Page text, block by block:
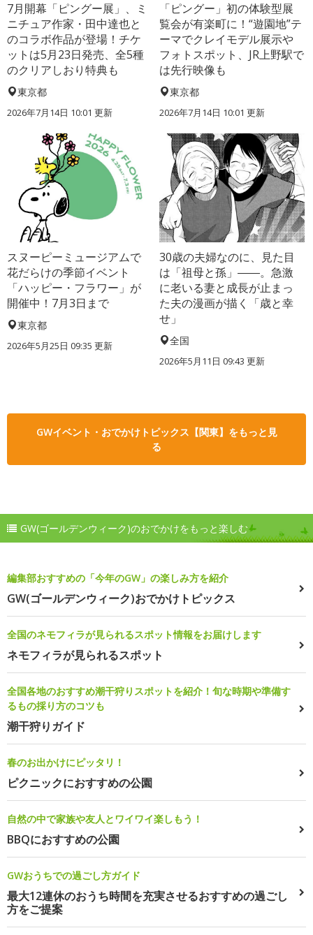
7月開幕「ピングー展」、ミ
ニチュア作家・田中達也と
のコラボ作品が登場！チケ
ットは5月23日発売、全5種
のクリアしおり特典も
東京都
2026年7月14日 10:01 更新
「ピングー」初の体験型展
覧会が有楽町に！“遊園地”テ
ーマでクレイモデル展示や
フォトスポット、JR上野駅で
は先行映像も
東京都
2026年7月14日 10:01 更新
スヌーピーミュージアムで
花だらけの季節イベント
「ハッピー・フラワー」が
開催中！7月3日まで
東京都
2026年5月25日 09:35 更新
30歳の夫婦なのに、見た目
は「祖母と孫」――。急激
に老いる妻と成長が止まっ
た夫の漫画が描く「歳と幸
せ」
全国
2026年5月11日 09:43 更新
GWイベント・おでかけトピックス【関東】をもっと見
る
GW(ゴールデンウィーク)のおでかけをもっと楽しむ
編集部おすすめの「今年のGW」の楽しみ方を紹介
GW(ゴールデンウィーク)おでかけトピックス
全国のネモフィラが見られるスポット情報をお届けします
ネモフィラが見られるスポット
全国各地のおすすめ潮干狩りスポットを紹介！旬な時期や準備す
るもの採り方のコツも
潮干狩りガイド
春のお出かけにピッタリ！
ピクニックにおすすめの公園
自然の中で家族や友人とワイワイ楽しもう！
BBQにおすすめの公園
GWおうちでの過ごし方ガイド
最大12連休のおうち時間を充実させるおすすめの過ごし
方をご提案